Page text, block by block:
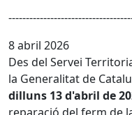
8 abril 2026
Des del Servei
la Generalitat de
dilluns 13 d'abril de